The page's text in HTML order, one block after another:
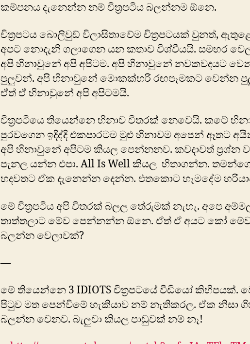
කම්පනය දැනෙන්න නම් චිත්‍රපටිය බලන්නම ඕනෙ.
චිත්‍රපටය බොලිවුඩ් විලාසිතාවේම චිත්‍රපටයක් වුනත්,
අපට නොදැනී ගලාගෙන යන කතාව විශ්වීයයි. සමහර
අපි හිනාවුනේ අපි අපිටම. අපි හිනාවුනේ නවකවදයට
පුලුවන්. අපි හිනාවුනේ මොකක්හරි රඟපෑමකට වෙන්න
ඒත් ඒ හිනාවුනේ අපි අපිටමයි.
චිත්‍රපටියෙ තියෙන්නෙ හිනාව විතරක් නෙවෙයි. කටේ
පුරවගෙන ඉදිද්දි එකපාරටම මුළු හිනාවම අපෙන් ඈතට
අපි හිනාවුනේ අපිටම කියල පෙන්නනව. කවදාවත් ප්‍රශ්න
පැනල යන්න එපා. All Is Well කියල හිතාගන්න.
හදවතට ඒක දැනෙන්න දෙන්න. එතකොට හැමදේම
‍මේ චිත්‍රපටිය අපි විතරක් බලල ‍තේරුමක් නැහැ. අපෙ
තාත්තලාට මේව පෙන්නන්න ඕනෙ. ඒත් ඒ අයට කෝ
බලන්න වෙලාවක්?
—
මේ තියෙන්නෙ 3 IDIOTS චිත්‍රපටයේ වීඩියෝ කිහිපයක්.
පිටුව මත පෙන්වීමේ හැකියාව නම් නැතිකරල. ඒක නිසා
බලන්න වෙනව. බැලුවා කියල පාඩුවක් නම් නෑ!